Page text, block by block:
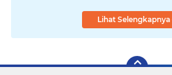
Lihat Selengkapnya